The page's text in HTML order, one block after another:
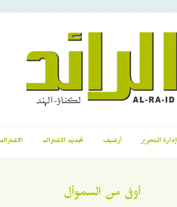
إدارة التحرير أرشيف تجديد الاشتراك
أوفى من السموأل